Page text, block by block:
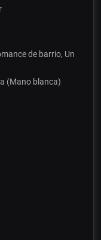
de barrio, Un
(Mano blanca)